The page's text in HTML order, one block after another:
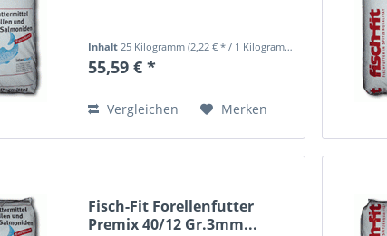
Inhalt25 Kilogramm(2,22 € * / 1 Kilogramm)
55,59 € *
Vergleichen Merken
Fisch-Fit Forellenfutter
Premix 40/12 Gr.3mm...